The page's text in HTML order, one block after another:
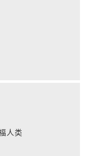
人类